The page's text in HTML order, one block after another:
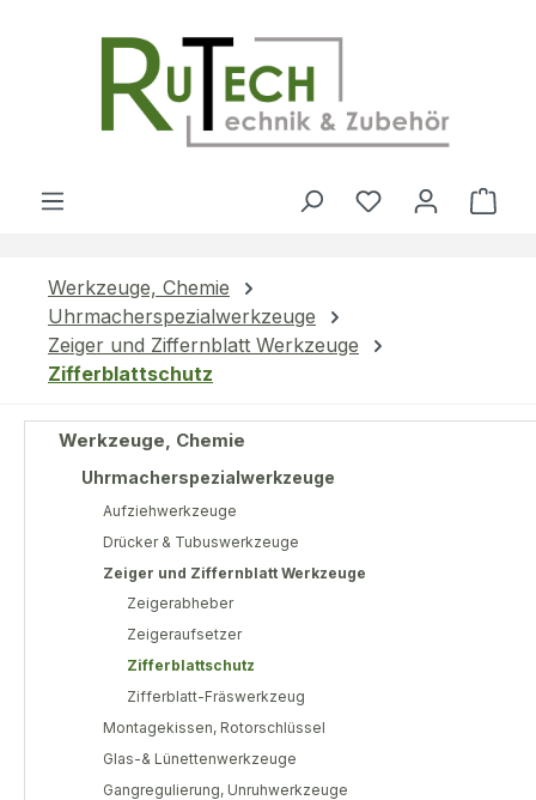
Du hast 0
Werkzeuge, Chemie
Uhrmacherspezialwerkzeuge
Zeiger und Ziffernblatt Werkzeuge
Zifferblattschutz
Werkzeuge, Chemie
Uhrmacherspezialwerkzeuge
Aufziehwerkzeuge
Drücker & Tubuswerkzeuge
Zeiger und Ziffernblatt Werkzeuge
Zeigerabheber
Zeigeraufsetzer
Zifferblattschutz
Zifferblatt-Fräswerkzeug
Montagekissen, Rotorschlüssel
Glas-& Lünettenwerkzeuge
Gangregulierung, Unruhwerkzeuge